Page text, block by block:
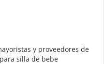
y proveedores de
silla de bebe